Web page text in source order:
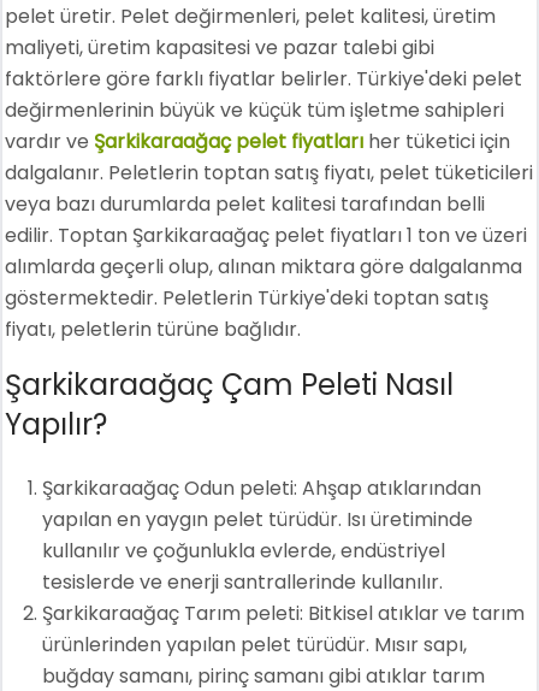
pelet üretir. Pelet değirmenleri, pelet kalitesi, üretim
maliyeti, üretim kapasitesi ve pazar talebi gibi
faktörlere göre farklı fiyatlar belirler. Türkiye'deki pelet
değirmenlerinin büyük ve küçük tüm işletme sahipleri
vardır ve Şarkikaraağaç pelet fiyatları her tüketici için
dalgalanır. Peletlerin toptan satış fiyatı, pelet tüketicileri
veya bazı durumlarda pelet kalitesi tarafından belli
edilir. Toptan Şarkikaraağaç pelet fiyatları 1 ton ve üzeri
alımlarda geçerli olup, alınan miktara göre dalgalanma
göstermektedir. Peletlerin Türkiye'deki toptan satış
fiyatı, peletlerin türüne bağlıdır.
Şarkikaraağaç Çam Peleti Nasıl
Yapılır?
Şarkikaraağaç Odun peleti: Ahşap atıklarından
yapılan en yaygın pelet türüdür. Isı üretiminde
kullanılır ve çoğunlukla evlerde, endüstriyel
tesislerde ve enerji santrallerinde kullanılır.
Şarkikaraağaç Tarım peleti: Bitkisel atıklar ve tarım
ürünlerinden yapılan pelet türüdür. Mısır sapı,
buğday samanı, pirinç samanı gibi atıklar tarım